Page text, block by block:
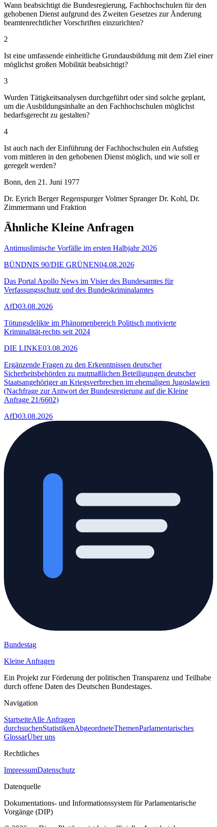
Wann beabsichtigt die Bundesregierung, Fachhochschulen für den
gehobenen Dienst aufgrund des Zweiten Gesetzes zur Änderung
beamtenrechtlicher Vorschriften einzurichten?
2
Ist eine umfassende einheitliche Grundausbildung mit dem Ziel einer
möglichst großen Mobilität beabsichtigt?
3
Wurden Tätigkeitsanalysen durchgeführt oder sind solche geplant,
um die Ausbildungsinhalte an den Fachhochschulen möglichst
bedarfsgerecht zu gestalten?
4
Ist auch nach der Einführung der Fachhochschulen ein Aufstieg
vom mittleren in den gehobenen Dienst möglich, und wie soll er
geregelt werden?
Bonn, den 21. Juni 1977
Dr. Eyrich Berger Regenspurger Volmer Spranger Dr. Kohl, Dr.
Zimmermann und Fraktion
Ähnliche Kleine Anfragen
Antimuslimische Vorfälle im ersten Halbjahr 2026
BÜNDNIS 90/DIE GRÜNEN04.08.2026
Das Portal Apollo News im Visier des Bundesamtes für
Verfassungsschutz und des Bundeskriminalamtes
AfD03.08.2026
Tötungsdelikte im Phänomenbereich Politisch motivierte
Kriminalität-rechts seit 2024
DIE LINKE03.08.2026
Ergänzende Fragen zu den Erkenntnissen deutscher
Sicherheitsbehörden zu mutmaßlichen Beteiligungen deutscher
Staatsangehöriger an Kriegsverbrechen im ehemaligen Jugoslawien
(Nachfrage zur Antwort der Bundesregierung auf die Kleine
Anfrage 21/6602)
AfD03.08.2026
Bundestag
Kleine Anfragen
Ein Projekt zur Förderung der politischen Transparenz und Teilhabe
durch offene Daten des Deutschen Bundestages.
Navigation
StartseiteAlle Anfragen
durchsuchenStatistikenAbgeordneteThemenParlamentarisches
GlossarÜber uns
Rechtliches
ImpressumDatenschutz
Datenquelle
Dokumentations- und Informationssystem für Parlamentarische
Vorgänge (DIP)